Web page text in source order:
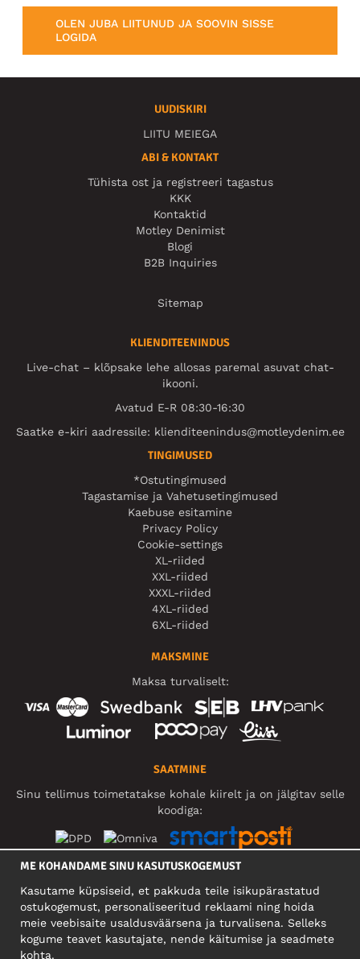
OLEN JUBA LIITUNUD JA SOOVIN SISSE
LOGIDA
UUDISKIRI
LIITU MEIEGA
ABI & KONTAKT
Tühista ost ja registreeri tagastus
KKK
Kontaktid
Motley Denimist
Blogi
B2B Inquiries
Sitemap
KLIENDITEENINDUS
Live-chat – klõpsake lehe allosas paremal asuvat chat-
ikooni.
Avatud E-R 08:30-16:30
Saatke e-kiri aadressile: klienditeenindus@motleydenim.ee
TINGIMUSED
*Ostutingimused
Tagastamise ja Vahetusetingimused
Kaebuse esitamine
Privacy Policy
Cookie-settings
XL-riided
XXL-riided
XXXL-riided
4XL-riided
6XL-riided
MAKSMINE
Maksa turvaliselt:
SAATMINE
Sinu tellimus toimetatakse kohale kiirelt ja on jälgitav selle
koodiga:
FIRMA
ME KOHANDAME SINU KASUTUSKOGEMUST
Kasutame küpsiseid, et pakkuda teile isikupärastatud
ostukogemust, personaliseeritud reklaami ning hoida
meie veebisaite usaldusväärsena ja turvalisena. Selleks
kogume teavet kasutajate, nende käitumise ja seadmete
kohta.